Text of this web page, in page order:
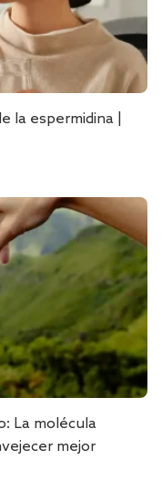
la espermidina |
La molécula
mejor